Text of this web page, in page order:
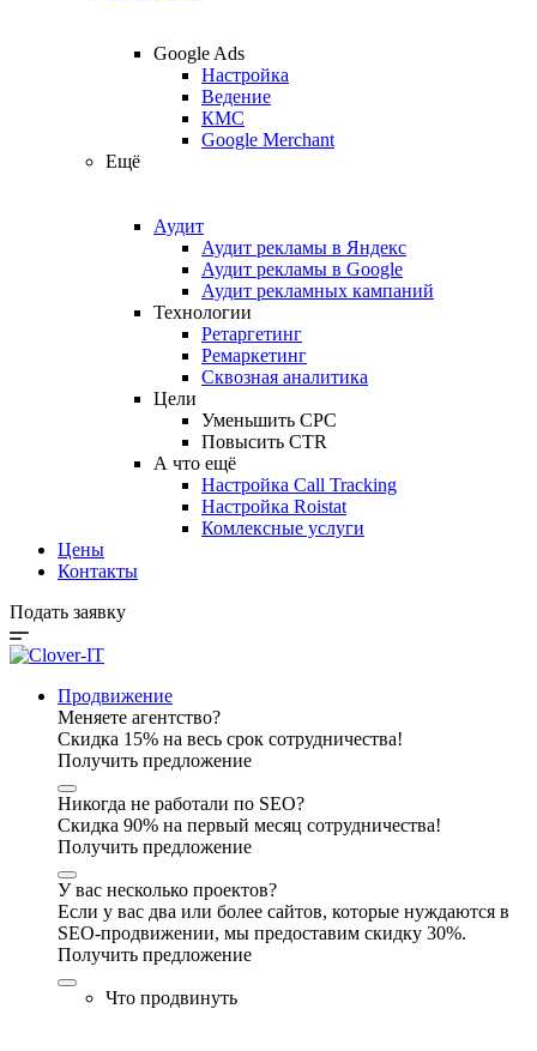
Google Ads
Настройка
Ведение
КМС
Google Merchant
Ещё
Аудит
Аудит рекламы в Яндекс
Аудит рекламы в Google
Аудит рекламных кампаний
Технологии
Ретаргетинг
Ремаркетинг
Сквозная аналитика
Цели
Уменьшить CPC
Повысить CTR
А что ещё
Настройка Call Tracking
Настройка Roistat
Комлексные услуги
Цены
Контакты
Подать заявку
Продвижение
Меняете агентство?
Скидка 15% на весь срок сотрудничества!
Получить предложение
Никогда не работали по SEO?
Скидка 90% на первый месяц сотрудничества!
Получить предложение
У вас несколько проектов?
Если у вас два или более сайтов, которые нуждаются в
SEO-продвижении, мы предоставим скидку 30%.
Получить предложение
Что продвинуть